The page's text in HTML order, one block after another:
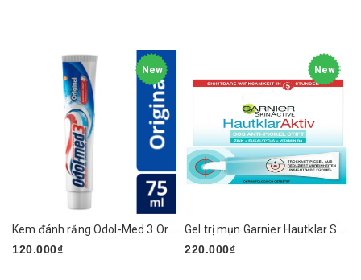
New
Kem đánh răng Odol-Med 3 Original
120.000₫
New
220.000₫